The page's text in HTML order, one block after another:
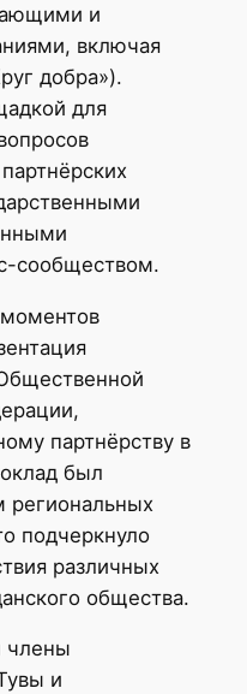
и
включая
добра»).
для
сообществом.
партнёрству в
был
региональных
подчеркнуло
различных
общества.
члены
и